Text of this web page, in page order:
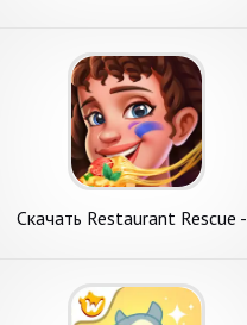
Скачать Restaurant Rescue -
на Андроид